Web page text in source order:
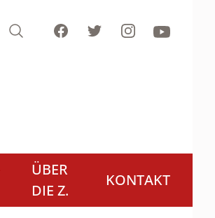
Search FacebookTwitterInstagramYoutube
ÜBER
DIE Z.
KONTAKT